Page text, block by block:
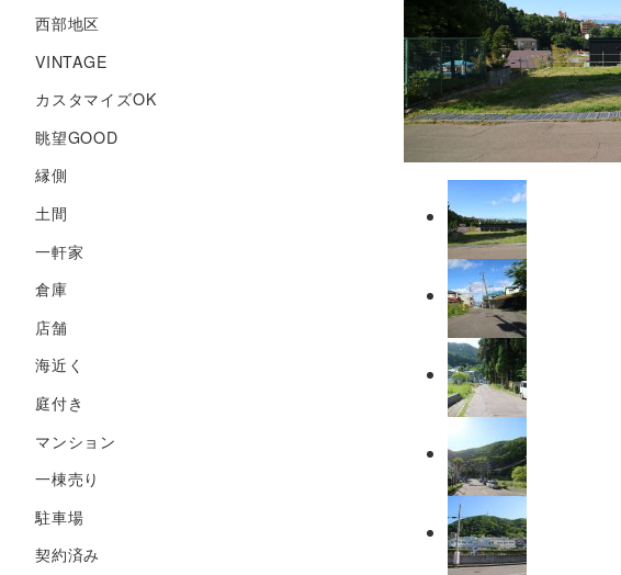
西部地区
VINTAGE
カスタマイズOK
眺望GOOD
縁側
土間
一軒家
倉庫
店舗
海近く
庭付き
マンション
一棟売り
駐車場
契約済み